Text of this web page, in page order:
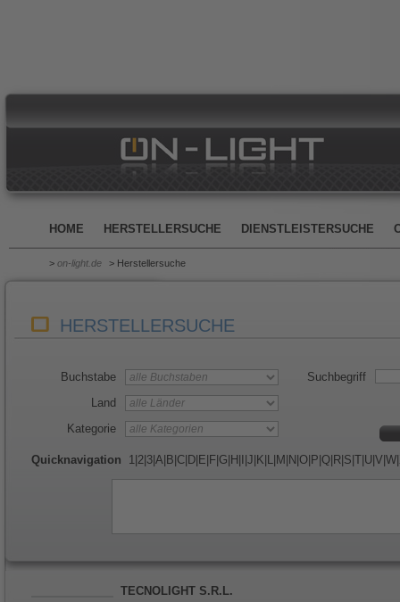
HOME HERSTELLERSUCHE DIENSTLEISTERSUCHE
> on-light.de > Herstellersuche
HERSTELLERSUCHE
Buchstabe
Land
Kategorie
Suchbegriff
Quicknavigation 1 2 3 A B C D E F G H J K L M N O P Q R S T U V W
TECNOLIGHT S.R.L.